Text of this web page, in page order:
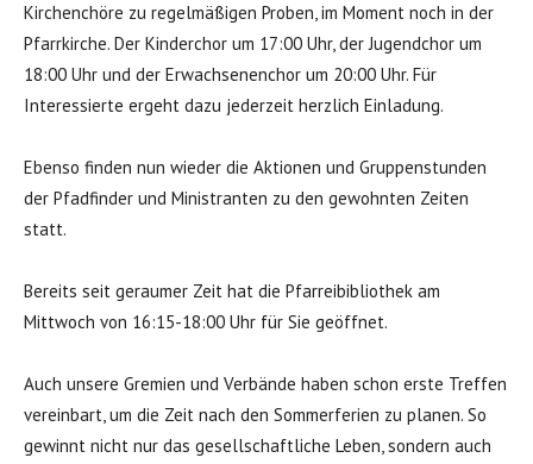
Kirchenchöre zu regelmäßigen Proben, im Moment noch in der
Pfarrkirche. Der Kinderchor um 17:00 Uhr, der Jugendchor um
18:00 Uhr und der Erwachsenenchor um 20:00 Uhr. Für
Interessierte ergeht dazu jederzeit herzlich Einladung.
Ebenso finden nun wieder die Aktionen und Gruppenstunden
der Pfadfinder und Ministranten zu den gewohnten Zeiten
statt.
Bereits seit geraumer Zeit hat die Pfarreibibliothek am
Mittwoch von 16:15-18:00 Uhr für Sie geöffnet.
Auch unsere Gremien und Verbände haben schon erste Treffen
vereinbart, um die Zeit nach den Sommerferien zu planen. So
gewinnt nicht nur das gesellschaftliche Leben, sondern auch